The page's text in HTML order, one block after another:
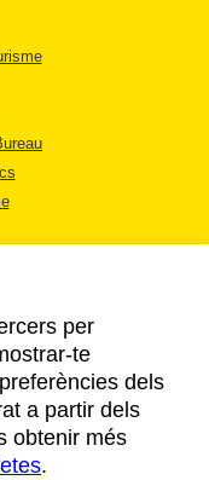
per
te
dels
a partir dels
obtenir més
.